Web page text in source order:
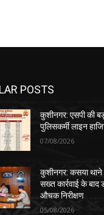
POSTS
कुशीनगर: एसपी की
पुलिसकर्मी लाइन
07/08/2026
कुशीनगर: कसया थाने
सख्त कार्रवाई के
औचक निरीक्षण
05/08/2026